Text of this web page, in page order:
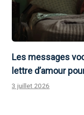
Les messages
lettre d’amour
3 juillet 2026